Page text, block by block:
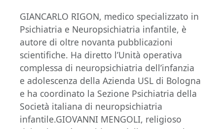
GIANCARLO RIGON, medico specializzato in
Psichiatria e Neuropsichiatria infantile, è
autore di oltre novanta pubblicazioni
scientifiche. Ha diretto l’Unità operativa
complessa di neuropsichiatria dell’infanzia
e adolescenza della Azienda USL di Bologna
e ha coordinato la Sezione Psichiatria della
Società italiana di neuropsichiatria
infantile.GIOVANNI MENGOLI, religioso